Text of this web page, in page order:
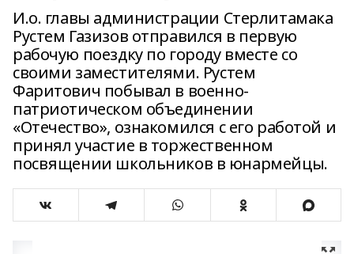
И.о. главы администрации Стерлитамака
Рустем Газизов отправился в первую
рабочую поездку по городу вместе со
своими заместителями. Рустем
Фаритович побывал в военно-
патриотическом объединении
«Отечество», ознакомился с его работой и
принял участие в торжественном
посвящении школьников в юнармейцы.